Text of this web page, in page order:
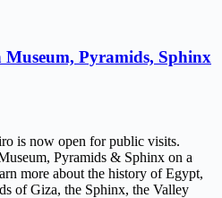
Pyramids, Sphinx
is now open for public visits.
Pyramids & Sphinx on a
more about the history of Egypt,
of Giza, the Sphinx, the Valley